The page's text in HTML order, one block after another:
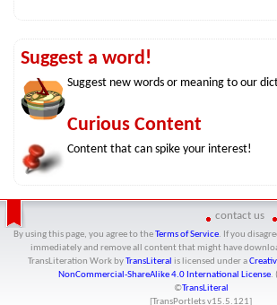
Suggest a word!
Suggest new words or meaning to our
Curious Content
Content that can spike your interest!
contact us
By using this page, you agree to the Terms of Service. If you
immediately and remove all content that might have
TransLiteration Workby TransLiteral is licensed under a
NonCommercial-ShareAlike 4.0 International License. (
©TransLiteral
[TransPortlets v15.5.121